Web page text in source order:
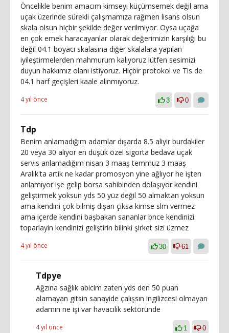
Öncelikle benim amacım kimseyi küçümsemek değil ama
uçak üzerinde sürekli çalışmamıza rağmen lisans olsun
skala olsun hiçbir şekilde değer verilmiyor. Oysa uçağa
en çok emek haracayanlar olarak değerimizin karşılığı bu
değil 04.1 boyacı skalasına diğer skalalara yapılan
iyileştirmelerden mahmurum kalıyoruz lütfen sesimizi
duyun hakkımız olanı istiyoruz. Hiçbir protokol ve Tis de
04.1 harf geçişleri kaale alınmıyoruz.
4 yıl önce 3 0
Tdp
Benim anlamadığım adamlar dışarda 8.5 aliyir burdakiler
20 veya 30 alıyor en düşük özel sigorta bedava uçak
servis anlamadığım nisan 3 maaş temmuz 3 maaş
Aralık'ta artik ne kadar promosyon yine ağlıyor he işten
anlamıyor işe gelip borsa sahibinden dolaşıyor kendini
geliştirmek yoksun yds 50 yüz değil 50 almaktan yoksun
ama kendini çok bilmiş dışarı çıksa kimse slm vermez
ama içerde kendini başbakan sananlar bnce kendinizi
toparlayin kendinizi geliştirin bilinki şirket sizi üzmez
4 yıl önce 30 61
Tdpye
Ağzına sağlık abicim zaten yds den 50 puan
alamayan gitsin sanayide çalışsın ingilizcesi olmayan
adamın ne işi var havacılık sektöründe
4 yıl önce 1 0